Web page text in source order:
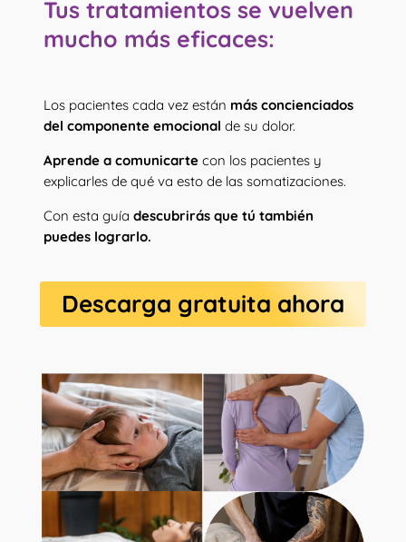
Tus tratamientos se vuelven
mucho más eficaces:
Los pacientes cada vez están más concienciados
del componente emocional de su dolor.
Aprende a comunicarte con los pacientes y
explicarles de qué va esto de las somatizaciones.
Con esta guía descubrirás que tú también
puedes lograrlo.
Descarga gratuita ahora